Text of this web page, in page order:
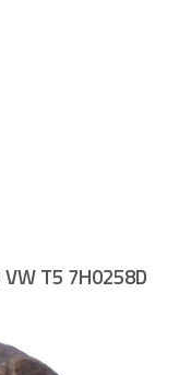
VW T5 7H0258D